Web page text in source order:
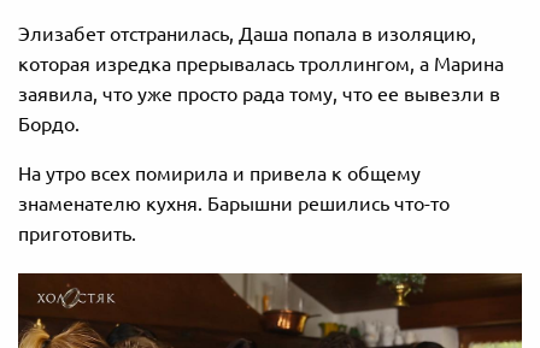
Элизабет отстранилась, Даша попала в изоляцию,
которая изредка прерывалась троллингом, а Марина
заявила, что уже просто рада тому, что ее вывезли в
Бордо.
На утро всех помирила и привела к общему
знаменателю кухня. Барышни решились что-то
приготовить.